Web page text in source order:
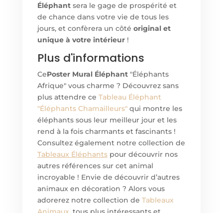
Éléphantsera le gage de prospérité et
de chance dans votre vie de tous les
jours, et confèrera un côté original et
unique à votre intérieur!
Plus d'informations
CePoster Mural Éléphant"Éléphants
Afrique" vous charme ? Découvrez sans
plus attendre ce Tableau Éléphant
"Éléphants Chamailleurs"qui montre les
éléphants sous leur meilleur jour et les
rend à la fois charmants et fascinants !
Consultez également notre collection de
Tableaux Éléphantspour découvrir nos
autres références sur cet animal
incroyable ! Envie de découvrir d’autres
animaux en décoration ? Alors vous
adorerez notre collection de Tableaux